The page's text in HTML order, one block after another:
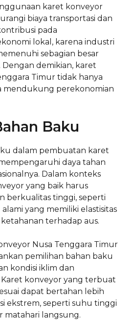
karet konveyor
biaya transportasi dan
pada
lokal, karena industri
sebagian besar
demikian, karet
Timur tidak hanya
mendukung perekonomian
Baku
dalam pembuatan karet
daya tahan
Dalam konteks
yang baik harus
berkualitas tinggi, seperti
yang memiliki elastisitas
terhadap aus.
Nusa Tenggara Timur
pemilihan bahan baku
kondisi iklim dan
konveyor yang terbuat
dapat bertahan lebih
ekstrem, seperti suhu tinggi
matahari langsung.